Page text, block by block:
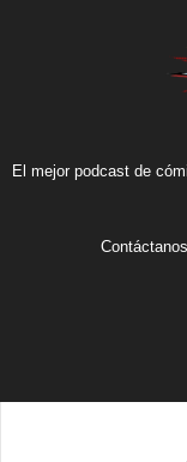
El mejor podcast de